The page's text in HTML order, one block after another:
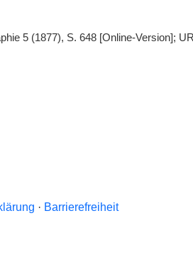
5 (1877), S. 648 [Online-Version];
· Barrierefreiheit